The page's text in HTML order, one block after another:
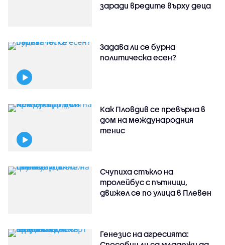
заради вредите върху деца
Задава ли се бурна
политическа есен?
Как Пловдив се превърна в
дом на международния
тенис
Счупиха стъкло на
тролейбус с пътници,
движел се по улица в Плевен
Генезис на агресията: